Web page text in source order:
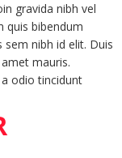
gravida nibh vel
quis bibendum
nibh id elit. Duis
mauris.
odio tincidunt